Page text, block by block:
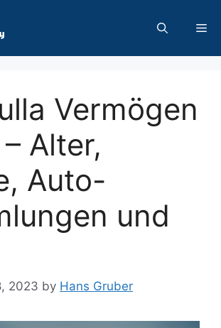
Vermögen
Alter,
Auto-
und
2023 by Hans Gruber